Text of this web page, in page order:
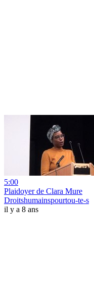
5:00
Plaidoyer de Clara Mure
Droitshumainspourtou-te-s
il y a 8 ans